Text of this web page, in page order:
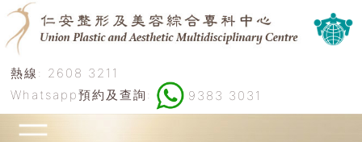
熱線: 2608 3211
Whatsapp預約及查詢:
9383 3031